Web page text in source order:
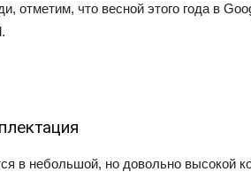
отметим, что весной этого года в
в небольшой, но довольно высокой